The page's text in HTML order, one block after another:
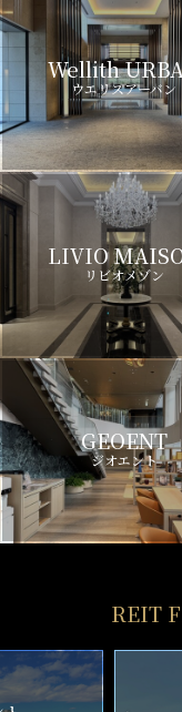
Wellith
ウエリスアーバン
LIVIO
リビオメゾン
GEOENT
ジオエント
REIT